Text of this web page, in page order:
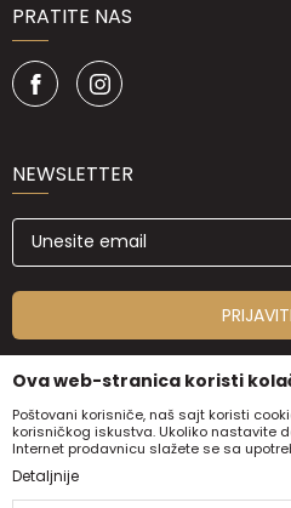
PRATITE NAS
NEWSLETTER
Ova web-stranica koristi
Poštovani korisniče, naš sajt koristi
korisničkog iskustva. Ukoliko nastavite
Internet prodavnicu slažete se sa
Detaljnije